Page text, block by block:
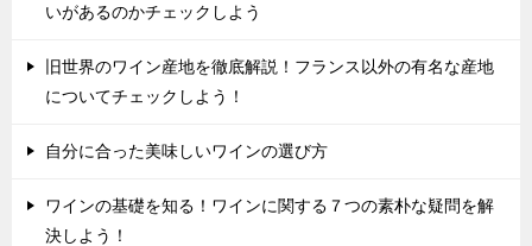
いがあるのかチェックしよう
旧世界のワイン産地を徹底解説！フランス以外の有名な産地
についてチェックしよう！
自分に合った美味しいワインの選び方
ワインの基礎を知る！ワインに関する７つの素朴な疑問を解
決しよう！